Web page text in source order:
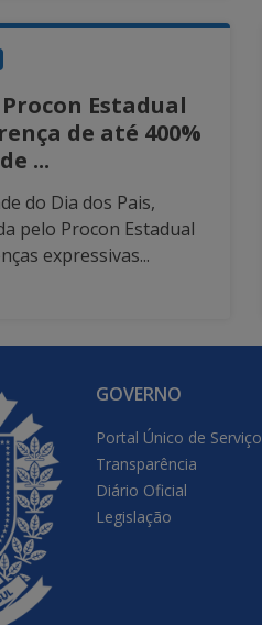
Estadual
de até 400%
...
do Dia dos Pais,
pelo Procon Estadual
expressivas...
GOVERNO
Portal Único de
Transparência
Diário Oficial
Legislação